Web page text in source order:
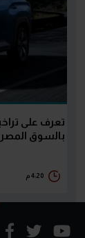
تعرف على
بالسوق
4:20 م